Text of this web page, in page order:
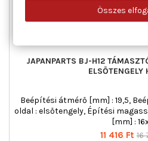
JAPANPARTS BJ-H12
ELSŐTENGELY
Beépítési átmérő [mm] : 19,5,
oldal : elsőtengely, Építési
[mm] :
Ár
11 416 Ft 16
Összes